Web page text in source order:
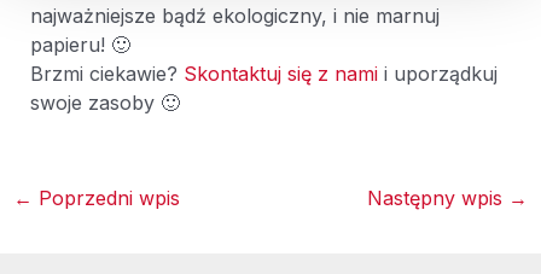
najważniejsze bądź ekologiczny, i nie marnuj
papieru! 🙂
Brzmi ciekawie? Skontaktuj się z namii uporządkuj
swoje zasoby 🙂
← Poprzedni wpis Następny wpis →